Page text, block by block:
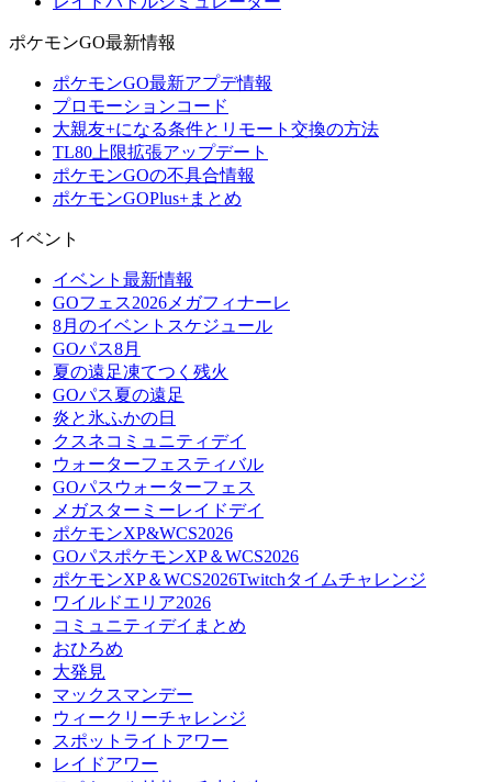
ポケモンGO最新情報
ポケモンGO最新アプデ情報
プロモーションコード
大親友+になる条件とリモート交換の方法
TL80上限拡張アップデート
ポケモンGOの不具合情報
ポケモンGOPlus+まとめ
イベント
イベント最新情報
GOフェス2026メガフィナーレ
8月のイベントスケジュール
GOパス8月
夏の遠足凍てつく残火
GOパス夏の遠足
炎と氷ふかの日
クスネコミュニティデイ
ウォーターフェスティバル
GOパスウォーターフェス
メガスターミーレイドデイ
ポケモンXP&WCS2026
GOパスポケモンXP＆WCS2026
ポケモンXP＆WCS2026Twitchタイムチャレンジ
ワイルドエリア2026
コミュニティデイまとめ
おひろめ
大発見
マックスマンデー
ウィークリーチャレンジ
スポットライトアワー
レイドアワー